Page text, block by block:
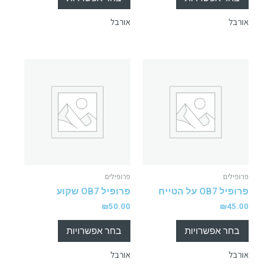
אורבל אורבל
פרופילים
פרופיל OB7 על הטייח
₪45.00
בחר אפשרויות
אורבל
פרופילים
פרופיל OB7 שקוע
₪50.00
בחר אפשרויות
אורבל